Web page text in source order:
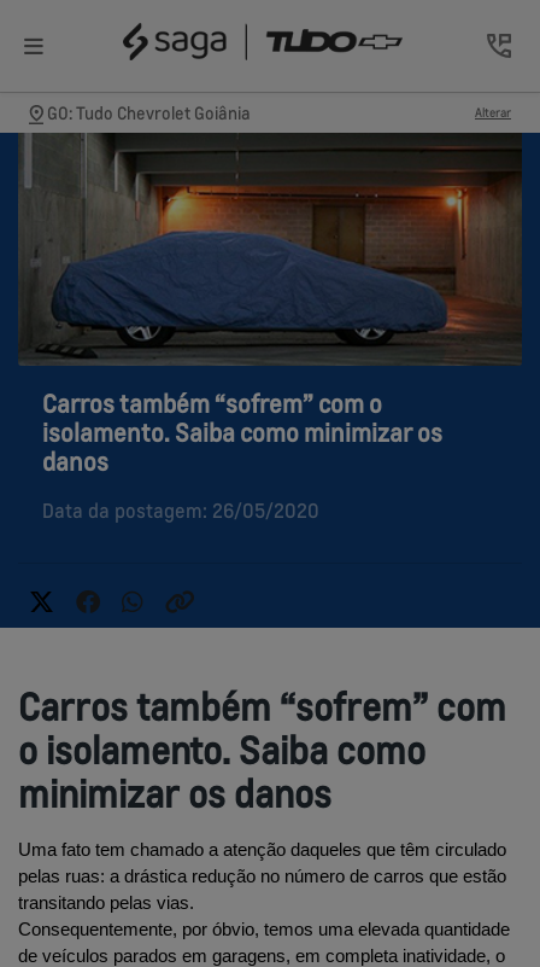
GO: Tudo Chevrolet Goiânia Alterar
Carros também “sofrem” com o
isolamento. Saiba como minimizar os
danos
Data da postagem: 26/05/2020
Carros também “sofrem” com
o isolamento. Saiba como
minimizar os danos
Uma fato tem chamado a atenção daqueles que têm circulado
pelas ruas: a drástica redução no número de carros que estão
transitando pelas vias.
Consequentemente, por óbvio, temos uma elevada quantidade
de veículos parados em garagens, em completa inatividade, o